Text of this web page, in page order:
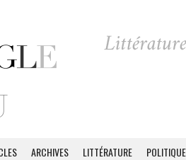
ARCHIVES LITTÉRATURE POLITIQUE